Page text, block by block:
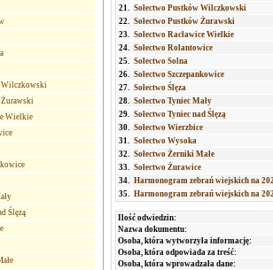
Wilczkowski
Żurawski
Wielkie
Ślęzą
21. Sołectwo Pustków Wilczkowski
22. Sołectwo Pustków Żurawski
23. Sołectwo Racławice Wielkie
24. Sołectwo Rolantowice
25. Sołectwo Solna
26. Sołectwo Szczepankowice
27. Sołectwo Ślęza
28. Sołectwo Tyniec Mały
29. Sołectwo Tyniec nad Ślęzą
30. Sołectwo Wierzbice
31. Sołectwo Wysoka
32. Sołectwo Żerniki Małe
33. Sołectwo Żurawice
34. Harmonogram zebrań wiejskich na
35. Harmonogram zebrań wiejskich na
Ilość odwiedzin:
Nazwa dokumentu:
Osoba, która wytworzyła informację:
Osoba, która odpowiada za treść:
Osoba, która wprowadzała dane: